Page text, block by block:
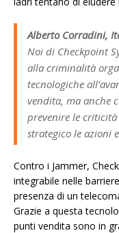
Alberto Corradini,
Noi di Checkpoint
alla criminalità
tecnologiche
vendita, ma anche
prevenire le
strategico le azioni
Contro i Jammer,
integrabile nelle
presenza di un
Grazie a questa
punti vendita sono in